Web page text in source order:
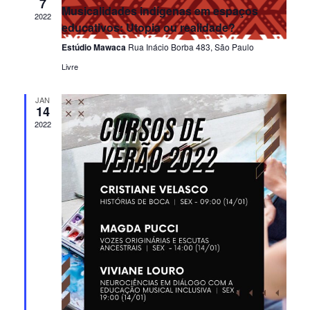
de
2022
Musicalidades indígenas em espaços
educativos: Utopia ou realidade?
Estúdio Mawaca Rua Inácio Borba 483, São Paulo
Livre
JAN
14
2022